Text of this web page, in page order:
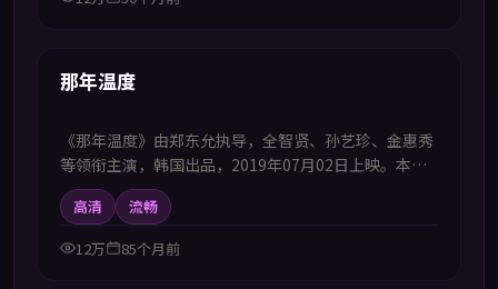
热播
那年温度
《那年温度》由郑东允执导，全智贤、孙艺珍、金惠秀
等领衔主演，韩国出品，2019年07月02日上映。本剧
集提供中韩双语字幕，支持1080P高清播放，属爱情题
材，在重逢与抉择中刻画成年人式的爱情与成长，适合
喜欢中韩字幕电视剧高清播放的观众追看。
高清
流畅
12万
85个月前